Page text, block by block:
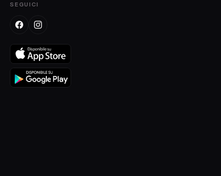
SEGUICI